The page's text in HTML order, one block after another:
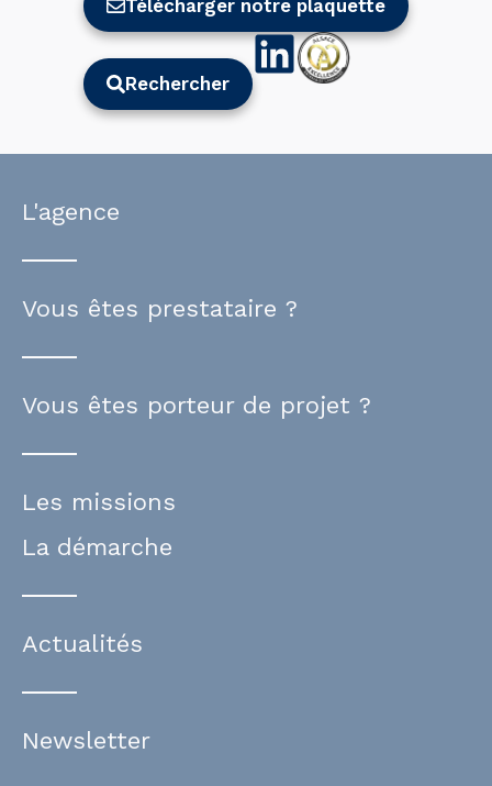
Télécharger notre plaquette
Rechercher
L'agence
Vous êtes prestataire ?
Vous êtes porteur de projet ?
Les missions
La démarche
Actualités
Newsletter